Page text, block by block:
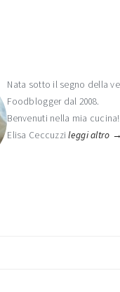
Nata sotto il segno della
Foodblogger dal 2008.
Benvenuti nella mia cucina!
Elisa Ceccuzzileggi altro →